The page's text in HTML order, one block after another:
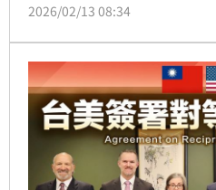
合約簽署，確定對等關稅
2026/02/13 08:34